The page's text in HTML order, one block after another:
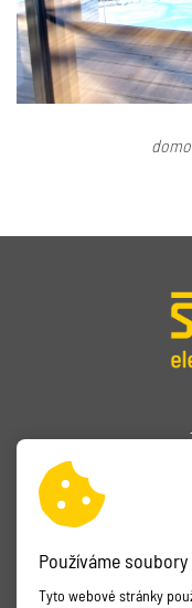
Používáme
Tyto webové stránky